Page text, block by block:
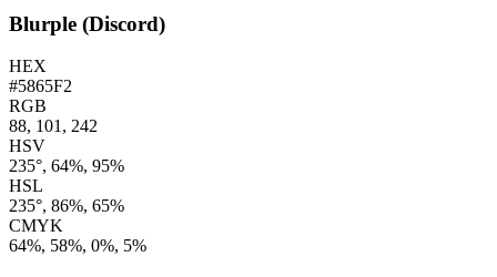
Blurple (Discord)
HEX
#5865F2
RGB
88, 101, 242
HSV
235°, 64%, 95%
HSL
235°, 86%, 65%
CMYK
64%, 58%, 0%, 5%